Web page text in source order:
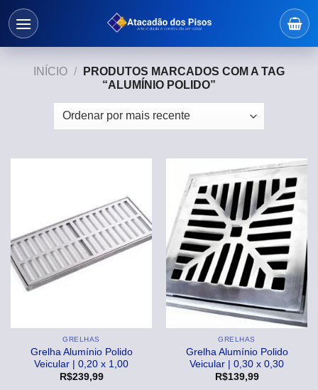
Skip
INÍCIO /
PRODUTOS MARCADOS COM A TAG
“ALUMÍNIO POLIDO”
GRELHAS
Grelha Alumínio Polido
Veicular | 0,20 x 1,00
R$239,99
GRELHAS
Grelha Alumínio Polido
Veicular | 0,30 x 0,30
R$139,99